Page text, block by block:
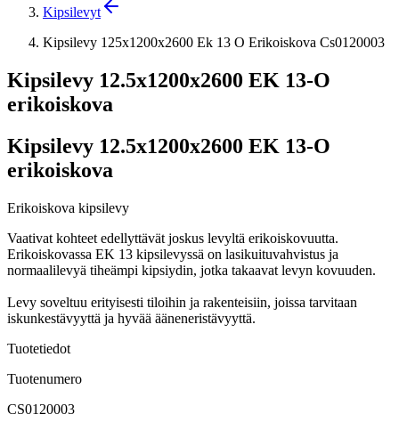
Kipsilevyt
Kipsilevy 125x1200x2600 Ek 13 O Erikoiskova Cs0120003
Kipsilevy 12.5x1200x2600 EK 13-O
erikoiskova
Kipsilevy 12.5x1200x2600 EK 13-O
erikoiskova
Erikoiskova kipsilevy
Vaativat kohteet edellyttävät joskus levyltä erikoiskovuutta.
Erikoiskovassa EK 13 kipsilevyssä on lasikuituvahvistus ja
normaalilevyä tiheämpi kipsiydin, jotka takaavat levyn kovuuden.
Levy soveltuu erityisesti tiloihin ja rakenteisiin, joissa tarvitaan
iskunkestävyyttä ja hyvää ääneneristävyyttä.
Tuotetiedot
Tuotenumero
CS0120003